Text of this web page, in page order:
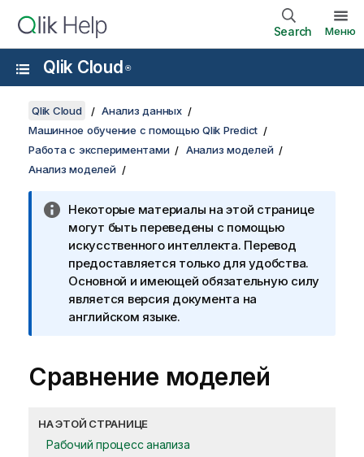
Search Меню
Qlik Cloud ®
Qlik Cloud
Анализ данных
Машинное обучение с помощью Qlik Predict
Работа с экспериментами
Анализ моделей
Анализ моделей
Некоторые материалы на этой странице
могут быть переведены с помощью
искусственного интеллекта. Перевод
предоставляется только для удобства.
Основной и имеющей обязательную силу
является версия документа на
английском языке.
Сравнение моделей
НА ЭТОЙ СТРАНИЦЕ
Рабочий процесс анализа